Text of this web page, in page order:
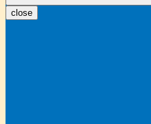
close